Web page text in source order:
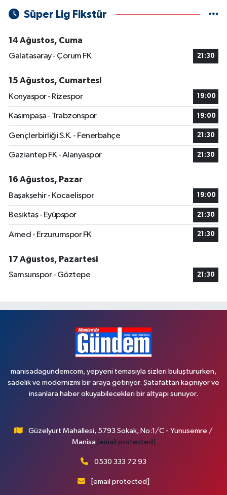
Süper Lig Fikstür
14 Ağustos, Cuma
Galatasaray - Çorum FK
21:30
15 Ağustos, Cumartesi
Konyaspor - Rizespor
19:00
Kasımpaşa - Trabzonspor 19:00
Gençlerbirliği S.K. - Fenerbahçe 21:30
Gaziantep FK - Alanyaspor 21:30
16 Ağustos, Pazar
Başakşehir - Kocaelispor
19:00
Beşiktaş - Eyüpspor 21:30
Amed - Erzurumspor FK 21:30
17 Ağustos, Pazartesi
Samsunspor - Göztepe
21:30
manisadagundemcom, yepyeni temasıyla sizleri buluştururken,
sadelik ve modernizmi bir araya getiriyor. Şatafattan kaçınıyor ve
insanlara haber okuyabilecekleri bir altyapı sunuyor.
Güzelyurt Mahallesi, 5793 Sokak, No:1/C - Yunusemre /
Manisa [email protected]
0530 333 72 93
[email protected]